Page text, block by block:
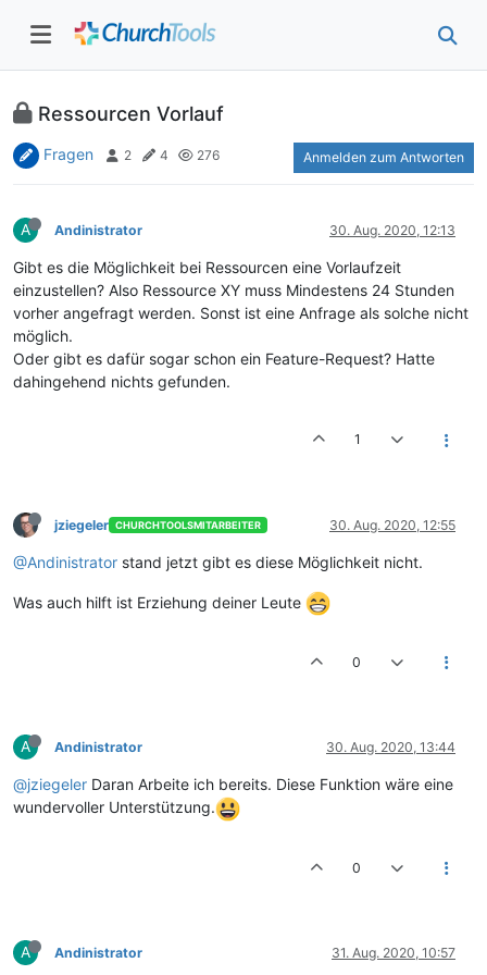
Ressourcen Vorlauf
Fragen 2 4 276 Anmelden zum Antworten
A Andinistrator 30. Aug. 2020, 12:13
Gibt es die Möglichkeit bei Ressourcen eine Vorlaufzeit
einzustellen? Also Ressource XY muss Mindestens 24 Stunden
vorher angefragt werden. Sonst ist eine Anfrage als solche nicht
möglich.
Oder gibt es dafür sogar schon ein Feature-Request? Hatte
dahingehend nichts gefunden.
1
jziegeler CHURCHTOOLSMITARBEITER 30. Aug. 2020, 12:55
@Andinistrator stand jetzt gibt es diese Möglichkeit nicht.
Was auch hilft ist Erziehung deiner Leute
0
A Andinistrator 30. Aug. 2020, 13:44
@jziegeler Daran Arbeite ich bereits. Diese Funktion wäre eine
wundervoller Unterstützung.
0
A Andinistrator 31. Aug. 2020, 10:57